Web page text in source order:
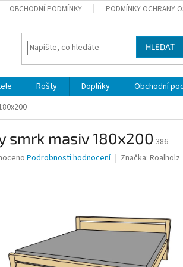
OBCHODNÍ PODMÍNKY PODMÍNKY OCHRANY
HLEDAT
Rošty Doplňky Obchodní
smrk masiv 180x200 386
Podrobnosti hodnocení Značka: Roalholz